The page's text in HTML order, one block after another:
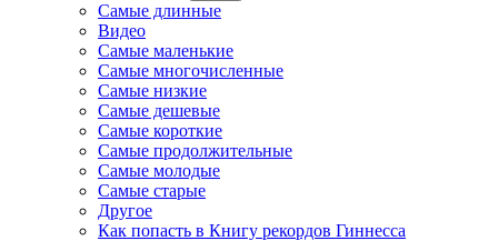
Самые длинные
Видео
Самые маленькие
Самые многочисленные
Самые низкие
Самые дешевые
Самые короткие
Самые продолжительные
Самые молодые
Самые старые
Другое
Как попасть в Книгу рекордов Гиннесса